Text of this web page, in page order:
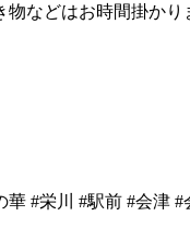
などはお時間掛かり
#栄川 #駅前 #会